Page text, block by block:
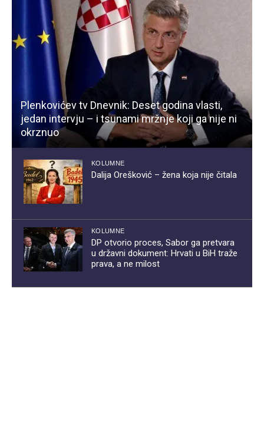
Plenkovićev tv Dnevnik: Deset godina vlasti,
jedan intervju – i tsunami mržnje koji ga nije ni
okrznuo
KOLUMNE
Dalija Orešković – žena koja nije čitala
KOLUMNE
DP otvorio proces, Sabor ga pretvara
u državni dokument: Hrvati u BiH traže
prava, a ne milost